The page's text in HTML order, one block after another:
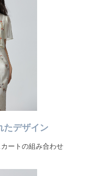
たデザイン
ートの組み合わせ